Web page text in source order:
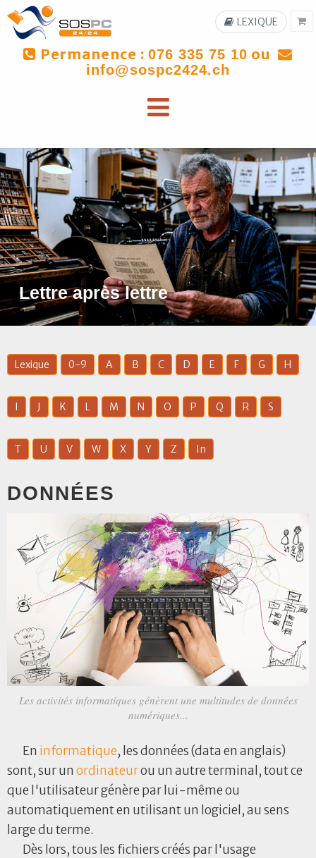
Permanence : 076 335 75 10 ou
info@sospc2424.ch
LEXIQUE
Lettre après lettre
Lexique 0-9 A B C D E F G H
I J K L M N O P Q R S
T U V W X Y Z In
DONNÉES
Les activités informatiques génèrent une multitudes de données
numériques...
En informatique, les données (data en anglais)
sont, sur un ordinateurou un autre terminal, tout ce
que l'utilisateur génère par lui-même ou
automatiquement en utilisant un logiciel, au sens
large du terme.
Dès lors, tous les fichiers créés par l'usage